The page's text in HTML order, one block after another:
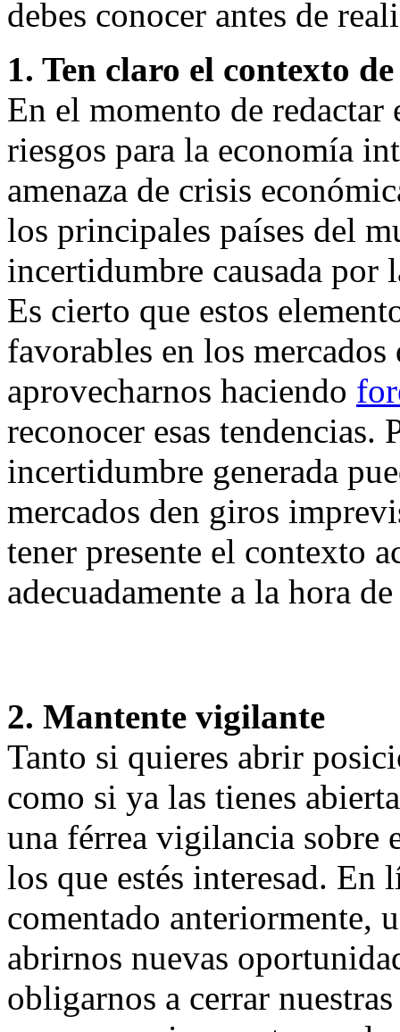
debes conocer antes de
1. Ten claro el contexto
En el momento de
riesgos para la economía
amenaza de crisis
los principales países del
incertidumbre causada por
Es cierto que estos
favorables en los
aprovecharnos haciendo
reconocer esas tendencias.
incertidumbre generada
mercados den giros
tener presente el contexto
adecuadamente a la hora
2. Mantente vigilante
Tanto si quieres abrir
como si ya las tienes
una férrea vigilancia sobre
los que estés interesad. En
comentado anteriormente,
abrirnos nuevas
obligarnos a cerrar